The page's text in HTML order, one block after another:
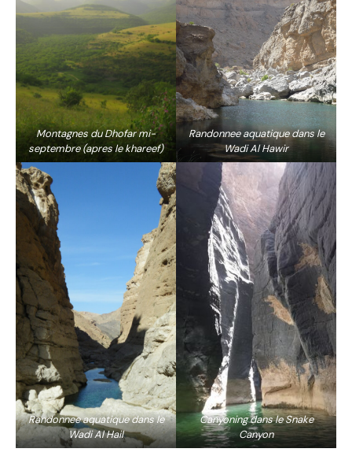
Montagnes du Dhofar mi-
septembre (apres le khareef)
Randonnee aquatique dans le
Wadi Al Hawir
Randonnee aquatique dans le
Wadi Al Hail
Canyoning dans le Snake
Canyon